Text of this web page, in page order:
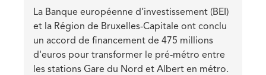
Teaser
La Banque européenne d’investissement (BEI)
et la Région de Bruxelles-Capitale ont conclu
un accord de financement de 475 millions
d'euros pour transformer le pré-métro entre
les stations Gare du Nord et Albert en métro.